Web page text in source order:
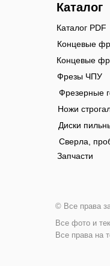
Каталог
Концевые
Каталог PDF
Концевые
Фрезы ЧПУ
Фрезерные
Ножи
Диски
Сверла,
Запчасти
© Все права
Все фото и
Все права на